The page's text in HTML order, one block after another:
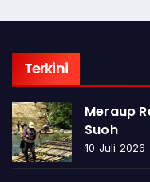
Terkini
Meraup
Suoh
10 Juli 2026